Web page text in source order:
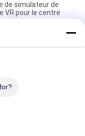
de simulateur de
VR pour le centre
de machine de jeu
de VR
à manivelle